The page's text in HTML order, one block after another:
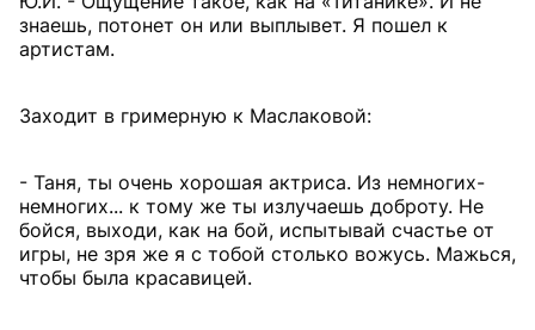
знаешь, потонет он или выплывет. Я пошел к
артистам.
Заходит в гримерную к Маслаковой:
- Таня, ты очень хорошая актриса. Из немногих-
немногих... к тому же ты излучаешь доброту. Не
бойся, выходи, как на бой, испытывай счастье от
игры, не зря же я с тобой столько вожусь. Мажься,
чтобы была красавицей.